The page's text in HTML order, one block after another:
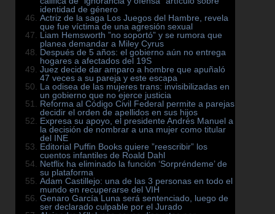
identidad de género
Actriz de la saga Los Juegos del Hambre, revela
que fue víctima de una agresión sexual
Liam Hemsworth ”no soportó” y se rumora que
planea demandar a Miley Cyrus
Después de 5 años: el gobierno aún no entrega
hogares a afectados del 19S
Juez decide dar amparo a hombre que apuñaló
47 veces a su pareja y este escapa
La odisea de las mujeres trans: invisibilizadas en
un gobierno que no ejerce justicia
Reforma al Código Civil Federal permite a parejas
decidir el orden de apellidos en sus hijos
Expresa su apoyo, el presidente Andrés Manuel a
la decisión de nombrar a una mujer como titular
del INE
Editorial Puffin Books quiere ”reescribir” los
cuentos infantiles de Roald Dahl
Netflix ha eliminado la función ‘Sorpréndeme’ de
su plataforma
Adam Castillejo: una de las 3 personas en todo el
mundo en recuperarse del VIH
Genaro García Luna será sentenciado, luego de
ser declarado culpable por el Jurado